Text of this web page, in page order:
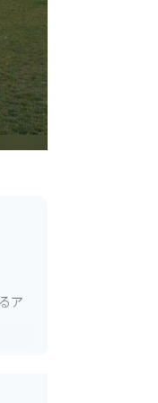
ア